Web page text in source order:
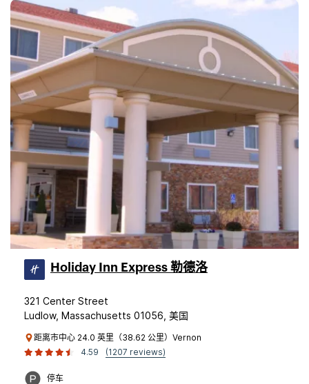
Holiday Inn Express 勒德洛
321 Center Street
Ludlow, Massachusetts 01056, 美国
距离市中心 24.0 英里（38.62 公里）Vernon
4.59
(1207 reviews)
停车